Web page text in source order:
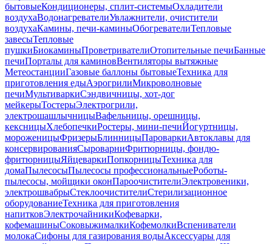
бытовыеКондиционеры, сплит-системыОхладители
воздухаВодонагревателиУвлажнители, очистители
воздухаКамины, печи-каминыОбогревателиТепловые
завесыТепловые
пушкиБиокаминыПроветривателиОтопительные печиБанные
печиПорталы для каминовВентиляторы вытяжные
МетеостанцииГазовые баллоны бытовыеТехника для
приготовления едыАэрогрилиМикроволновые
печиМультиваркиСэндвичницы, хот-дог
мейкерыТостерыЭлектрогрили,
электрошашлычницыВафельницы, орешницы,
кексницыХлебопечкиРостеры, мини-печиЙогуртницы,
мороженицыФризерыБлинницыПароваркиАвтоклавы для
консервированияСыроварниФритюрницы, фондю-
фритюрницыЯйцеваркиПопкорницыТехника для
домаПылесосыПылесосы профессиональныеРоботы-
пылесосы, мойщики оконПароочистителиЭлектровеники,
электрошвабрыСтеклоочистителиСтерилизационное
оборудованиеТехника для приготовления
напитковЭлектрочайникиКофеварки,
кофемашиныСоковыжималкиКофемолкиВспениватели
молокаСифоны для газирования водыАксессуары для